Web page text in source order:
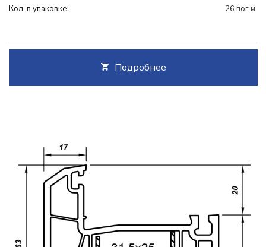
Кол. в упаковке:
26 пог.м.
Подробнее